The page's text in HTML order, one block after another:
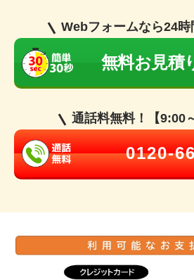
Webフォームなら24時
無料お見積
通話料無料！【9:00
0120-